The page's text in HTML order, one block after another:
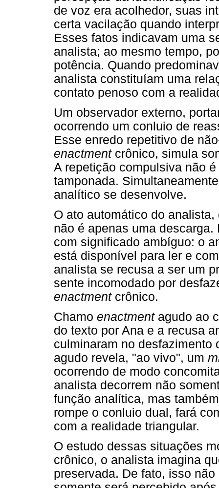
de voz era acolhedor, suas
certa vacilação quando
Esses fatos indicavam uma
analista; ao mesmo tempo,
potência. Quando
analista constituíam uma
contato penoso com a
Um observador externo,
ocorrendo um conluio de
Esse enredo repetitivo de
enactmentcrônico, simula
A repetição compulsiva não
tamponada.
analítico se desenvolve.
O ato automático do
não é apenas uma
com significado ambíguo: o
está disponível para ler e
analista se recusa a ser um
sente incomodado por
enactmentcrônico.
Chamo enactmentagudo ao
do texto por Ana e a recusa
culminaram no desfazimento
agudo revela, "ao vivo", um
ocorrendo de modo
analista decorrem não
função analítica, mas
rompe o conluio dual, fará
com a realidade triangular.
O estudo dessas situações
crônico, o analista imagina
preservada. De fato, isso